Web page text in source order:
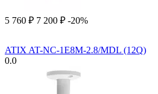
5 760 ₽ 7 200 ₽ -20%
ATIX AT-NC-1E8M-2.8/MDL (12Q)
0.0